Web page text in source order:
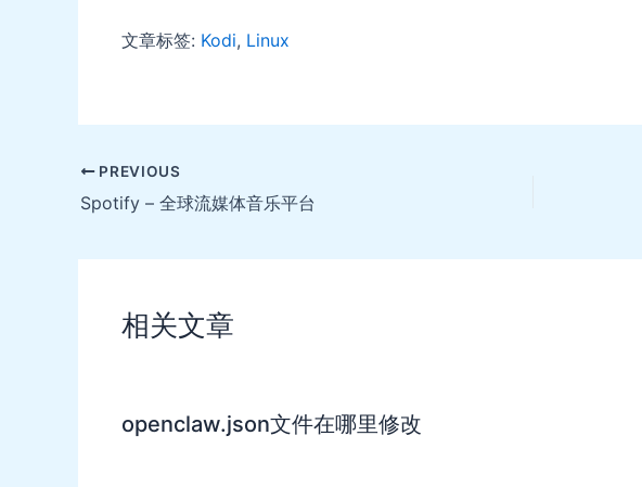
文章标签: Kodi, Linux
Post
navigation
PREVIOUS
Spotify – 全球流媒体音乐平台
相关文章
openclaw.json文件在哪里修改